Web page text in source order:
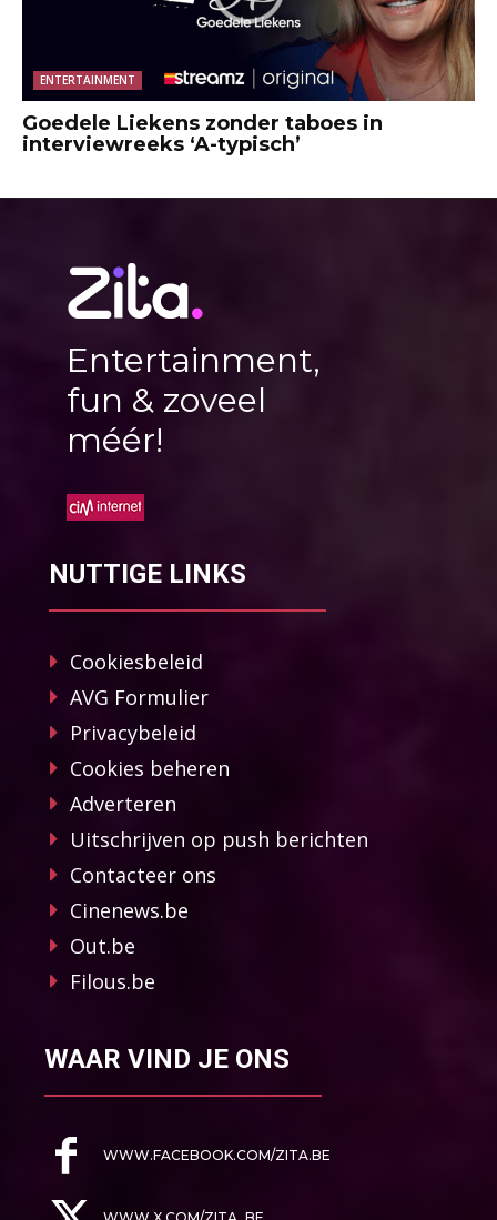
ENTERTAINMENT
Goedele Liekens zonder taboes in
interviewreeks ‘A-typisch’
Entertainment,
fun & zoveel
méér!
NUTTIGE LINKS
Cookiesbeleid
AVG Formulier
Privacybeleid
Cookies beheren
Adverteren
Uitschrijven op push berichten
Contacteer ons
Cinenews.be
Out.be
Filous.be
WAAR VIND JE ONS
WWW.FACEBOOK.COM/ZITA.BE